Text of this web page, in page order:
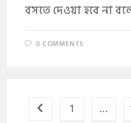
বসতে দেওয়া হবে না
0 COMMENTS
1 …